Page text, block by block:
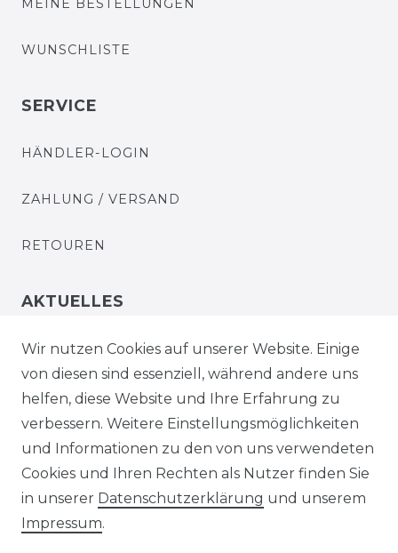
MEINE BESTELLUNGEN
WUNSCHLISTE
SERVICE
HÄNDLER-LOGIN
ZAHLUNG / VERSAND
RETOUREN
AKTUELLES
STELLENANGEBOTE
NEWSLETTER
Impressum
Wir nutzen Cookies auf unserer Website. Einige
von diesen sind essenziell, während andere uns
helfen, diese Website und Ihre Erfahrung zu
verbessern. Weitere Einstellungsmöglichkeiten
und Informationen zu den von uns verwendeten
Cookies und Ihren Rechten als Nutzer finden Sie
in unserer Daten­schutz­erklärung und unserem
Impressum.